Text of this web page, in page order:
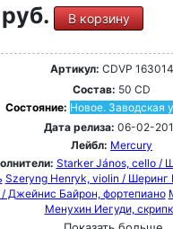
В корзину
Артикул: CDVP 163014
Состав: 50 CD
Состояние: Новое. Заводская
Дата релиза: 06-02-
Лейбл: Mercury
Starker János, cello /
Szeryng Henryk, violin / Шеринг
/ Джейнис Байрон, фортепиано
Менухин Иегуди,